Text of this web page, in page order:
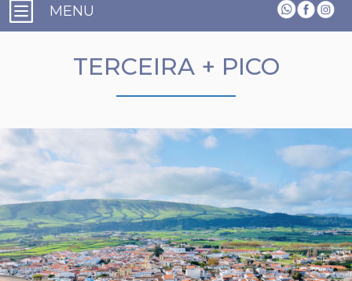
MENU
TERCEIRA + PICO